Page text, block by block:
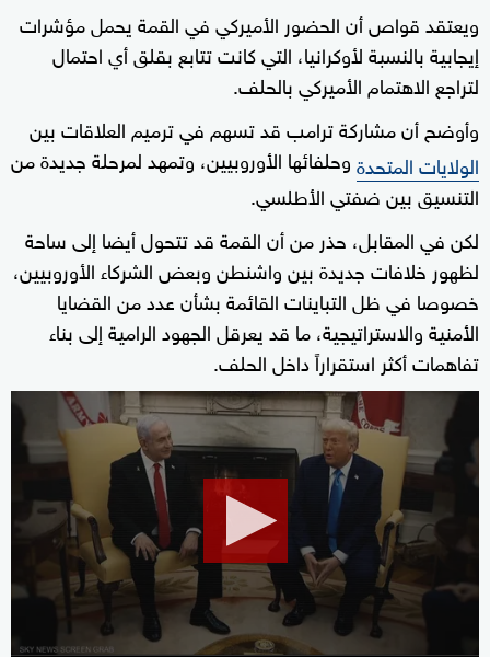
ويعتقد قواص أن الحضور الأميركي في القمة يحمل مؤشرات
إيجابية بالنسبة لأوكرانيا، التي كانت تتابع بقلق أي احتمال
لتراجع الاهتمام الأميركي بالحلف.
وأوضح أن مشاركة ترامب قد تسهم في ترميم العلاقات بين
الولايات المتحدةوحلفائها الأوروبيين، وتمهد لمرحلة جديدة من
التنسيق بين ضفتي الأطلسي.
لكن في المقابل، حذر من أن القمة قد تتحول أيضا إلى ساحة
لظهور خلافات جديدة بين واشنطن وبعض الشركاء الأوروبيين،
خصوصا في ظل التباينات القائمة بشأن عدد من القضايا
الأمنية والاستراتيجية، ما قد يعرقل الجهود الرامية إلى بناء
تفاهمات أكثر استقراراً داخل الحلف.
0
seconds
minutes,